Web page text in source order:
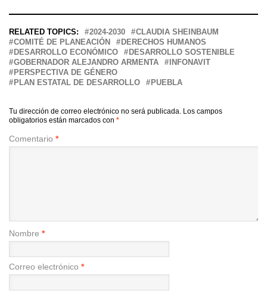
RELATED TOPICS: 2024-2030
CLAUDIA SHEINBAUM
COMITÉ DE PLANEACIÓN
DERECHOS HUMANOS
DESARROLLO ECONÓMICO
DESARROLLO SOSTENIBLE
GOBERNADOR ALEJANDRO ARMENTA
INFONAVIT
PERSPECTIVA DE GÉNERO
PLAN ESTATAL DE DESARROLLO
PUEBLA
Tu dirección de correo electrónico no será publicada. Los campos
obligatorios están marcados con *
Comentario *
Nombre *
Correo electrónico *